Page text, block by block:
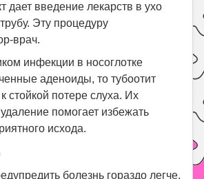
введение лекарств в ухо
Эту процедуру
врач.
инфекции в носоглотке
аденоиды, то тубоотит
стойкой потере слуха. Их
помогает избежать
исхода.
болезнь гораздо легче,